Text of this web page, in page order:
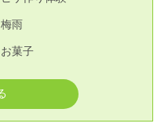
梅雨
お菓子